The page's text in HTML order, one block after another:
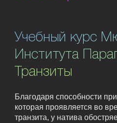
Учебный курс
Института
Транзиты
Благодаря способности
которая проявляется во
транзита, у натива